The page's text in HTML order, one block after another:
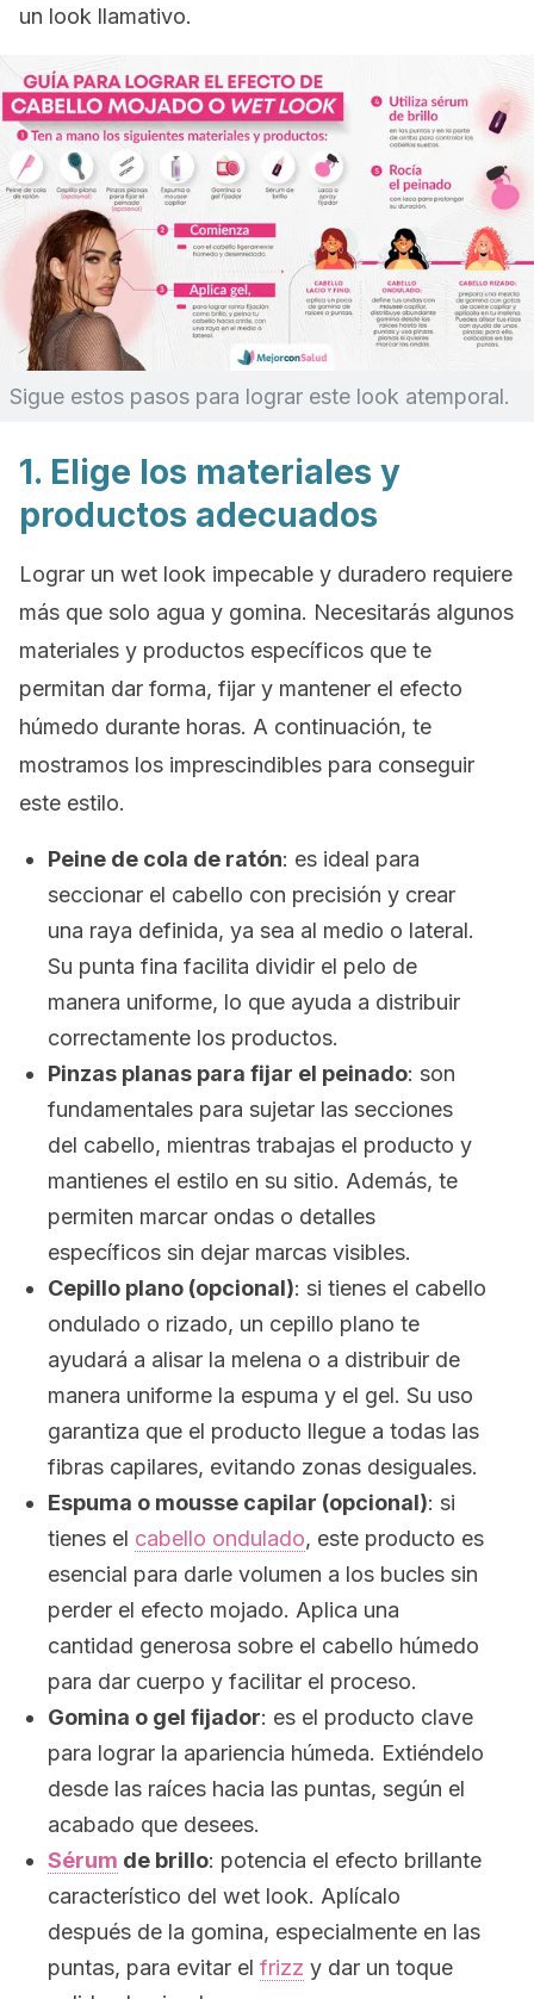
un look llamativo.
Sigue estos pasos para lograr este look atemporal.
1. Elige los materiales y
productos adecuados
Lograr un wet look impecable y duradero requiere
más que solo agua y gomina. Necesitarás algunos
materiales y productos específicos que te
permitan dar forma, fijar y mantener el efecto
húmedo durante horas. A continuación, te
mostramos los imprescindibles para conseguir
este estilo.
Peine de cola de ratón: es ideal para
seccionar el cabello con precisión y crear
una raya definida, ya sea al medio o lateral.
Su punta fina facilita dividir el pelo de
manera uniforme, lo que ayuda a distribuir
correctamente los productos.
Pinzas planas para fijar el peinado: son
fundamentales para sujetar las secciones
del cabello, mientras trabajas el producto y
mantienes el estilo en su sitio. Además, te
permiten marcar ondas o detalles
específicos sin dejar marcas visibles.
Cepillo plano (opcional): si tienes el cabello
ondulado o rizado, un cepillo plano te
ayudará a alisar la melena o a distribuir de
manera uniforme la espuma y el gel. Su uso
garantiza que el producto llegue a todas las
fibras capilares, evitando zonas desiguales.
Espuma o mousse capilar (opcional): si
tienes el cabello ondulado, este producto es
esencial para darle volumen a los bucles sin
perder el efecto mojado. Aplica una
cantidad generosa sobre el cabello húmedo
para dar cuerpo y facilitar el proceso.
Gomina o gel fijador: es el producto clave
para lograr la apariencia húmeda. Extiéndelo
desde las raíces hacia las puntas, según el
acabado que desees.
Sérum de brillo: potencia el efecto brillante
característico del wet look. Aplícalo
después de la gomina, especialmente en las
puntas, para evitar el frizz y dar un toque